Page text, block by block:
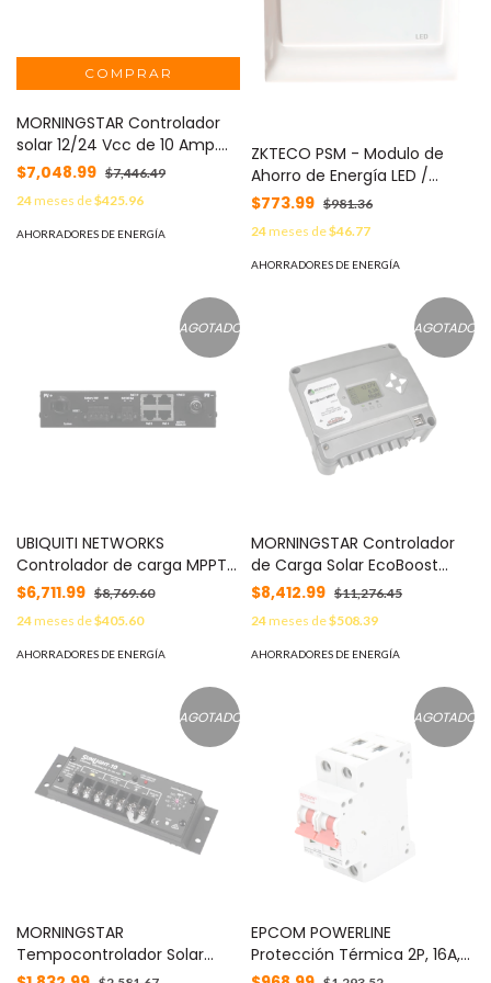
MORNINGSTAR Controlador
solar 12/24 Vcc de 10 Amp.
Sin pantalla de medición.
MOD: EC-10
$7,048.99 $7,446.49
24meses de$425.96
AHORRADORES DE ENERGÍA
ZKTECO PSM - Modulo de
Ahorro de Energía LED /
Control de Energía para
Habitaciones de Hotel
$773.99 $981.36
24meses de$46.77
AHORRADORES DE ENERGÍA
AGOTADO
UBIQUITI NETWORKS
Controlador de carga MPPT
SunMax SolarPoint 24V 7A
para interior con switch PoE
pasivo 24V integrado para
alimentar equipos airMAX
$6,711.99 $8,769.60
24meses de$405.60
AHORRADORES DE ENERGÍA
AGOTADO
MORNINGSTAR Controlador
de Carga Solar EcoBoost
MPPT 30A con Pantalla MOD:
EBMPPT30M
$8,412.99 $11,276.45
24meses de$508.39
AHORRADORES DE ENERGÍA
AGOTADO
MORNINGSTAR
Tempocontrolador Solar
para Iluminación de Luz
AGOTADO
EPCOM POWERLINE
Protección Térmica 2P, 16A,
Corriente Directa 800 Vcc